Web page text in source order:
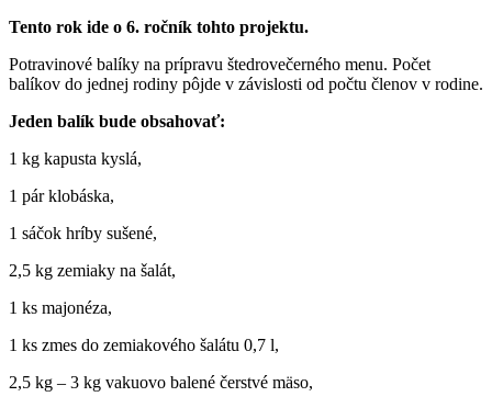
Tento rok ide o 6. ročník tohto projektu.
Potravinové balíky na prípravu štedrovečerného menu. Počet
balíkov do jednej rodiny pôjde v závislosti od počtu členov v rodine.
Jeden balík bude obsahovať:
1 kg kapusta kyslá,
1 pár klobáska,
1 sáčok hríby sušené,
2,5 kg zemiaky na šalát,
1 ks majonéza,
1 ks zmes do zemiakového šalátu 0,7 l,
2,5 kg – 3 kg vakuovo balené čerstvé mäso,